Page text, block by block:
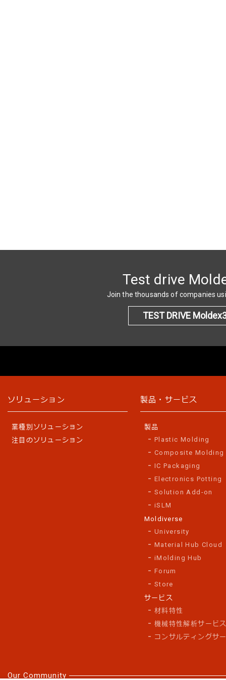
Test drive
Join the thousands of companies
TEST DRIVE
ソリューション
業種別ソリューション
注目のソリューション
製品・サービス
製品
Plastic Molding
Composite Molding
IC Packaging
Electronics Potting
Solution Add-on
iSLM
Moldiverse
University
Material Hub Cloud
iMolding Hub
Forum
Store
サービス
材料特性
機械特性解析サービ
コンサルティングサ
Our Community